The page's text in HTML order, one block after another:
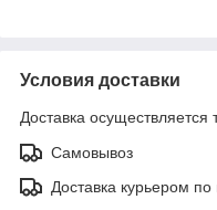
Условия доставки
Доставка осуществляется
Самовывоз
Доставка курьером по